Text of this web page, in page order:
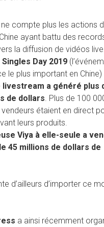
compte plus les actions
ayant battu des
la diffusion de vidéos
Day 2019
le plus important en Chine)
livestream a généré plus
de dollars. Plus de 100
étaient en direct
leurs produits.
Viya à elle-seule a
45 millions de dollars de
d’ailleurs d’importer ce
a ainsi récemment